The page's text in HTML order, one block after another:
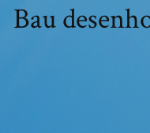
Bau